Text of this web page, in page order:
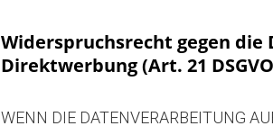
Widerspruchsrecht gegen die
Direktwerbung (Art. 21
WENN DIE DATENVERARBEITUNG